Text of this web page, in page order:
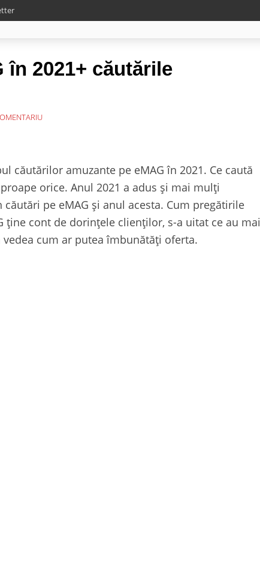
în 2021+ căutările
căutărilor amuzante pe eMAG în 2021. Ce caută
orice. Anul 2021 a adus și mai mulți
pe eMAG și anul acesta. Cum pregătirile
cont de dorințele clienților, s-a uitat ce au mai
cum ar putea îmbunătăți oferta.